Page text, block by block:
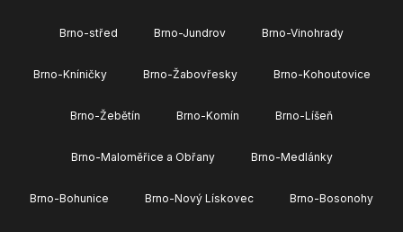
Brno-střed Brno-Jundrov Brno-Vinohrady
Brno-Kníničky Brno-Žabovřesky Brno-Kohoutovice
Brno-Žebětín Brno-Komín Brno-Líšeň
Brno-Maloměřice a Obřany Brno-Medlánky
Brno-Bohunice Brno-Nový Lískovec Brno-Bosonohy